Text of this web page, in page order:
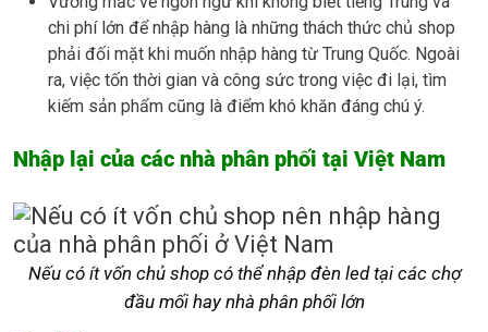
chi phí lớn để nhập hàng là những thách thức chủ shop
phải đối mặt khi muốn nhập hàng từ Trung Quốc. Ngoài
ra, việc tốn thời gian và công sức trong việc đi lại, tìm
kiếm sản phẩm cũng là điểm khó khăn đáng chú ý.
Nhập lại của các nhà phân phối tại Việt Nam
Nếu có ít vốn chủ shop có thể nhập đèn led tại các chợ
đầu mối hay nhà phân phối lớn